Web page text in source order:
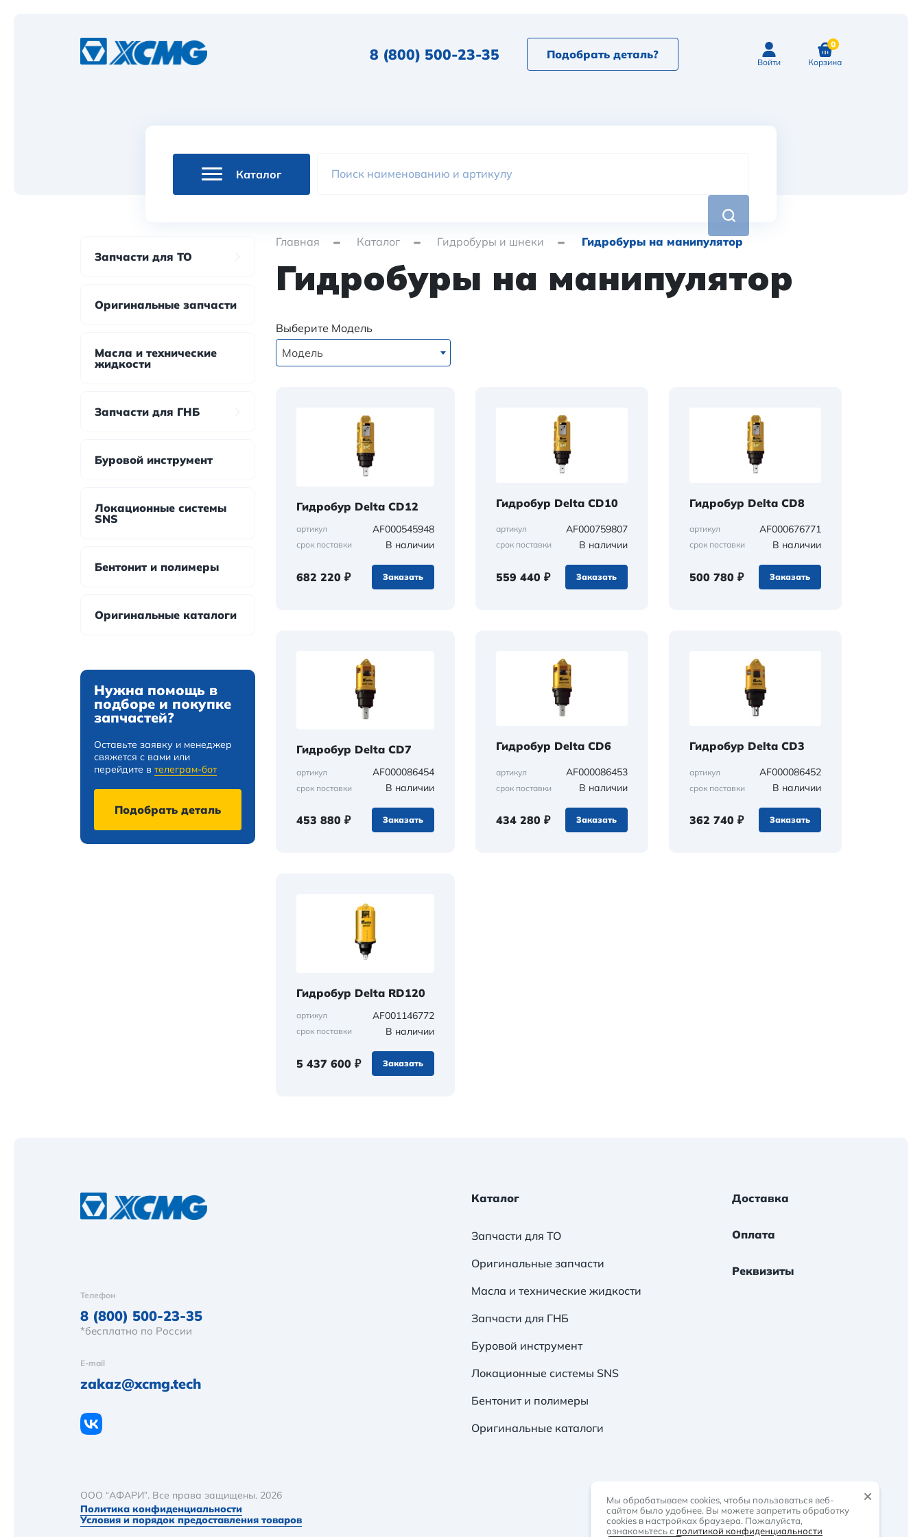
8 (800) 500-23-35 Подобрать деталь?
Войти Корзина
0
Каталог
Запчасти для ТО
Оригинальные запчасти
Масла и технические
жидкости
Запчасти для ГНБ
Буровой инструмент
Локационные системы
SNS
Бентонит и полимеры
Оригинальные каталоги
Нужна помощь в
подборе и покупке
запчастей?
Оставьте заявку и менеджер
свяжется с вами или
перейдите в телеграм-бот
Подобрать деталь
Главная Каталог Гидробуры и шнеки Гидробуры на манипулятор
Гидробуры на манипулятор
Выберите Модель
Модель
Гидробур Delta CD12
артикул AF000545948
срок поставки В наличии
682 220 ₽ Заказать
Гидробур Delta CD10
артикул AF000759807
срок поставки В наличии
559 440 ₽ Заказать
Гидробур Delta CD8
артикул AF000676771
срок поставки В наличии
500 780 ₽ Заказать
Гидробур Delta CD7
артикул AF000086454
срок поставки В наличии
453 880 ₽ Заказать
Гидробур Delta CD6
артикул AF000086453
срок поставки В наличии
434 280 ₽ Заказать
Гидробур Delta CD3
артикул AF000086452
срок поставки В наличии
362 740 ₽ Заказать
Гидробур Delta RD120
артикул AF001146772
срок поставки В наличии
5 437 600 ₽ Заказать
Телефон
8 (800) 500-23-35
*бесплатно по России
E-mail
zakaz@xcmg.tech
Каталог
Запчасти для ТО
Оригинальные запчасти
Масла и технические жидкости
Запчасти для ГНБ
Буровой инструмент
Локационные системы SNS
Бентонит и полимеры
Оригинальные каталоги
Доставка
Оплата
Реквизиты
ООО “АФАРИ”. Все права защищены. 2026
Политика конфиденциальности
Условия и порядок предоставления товаров
-растем вместе
Мы обрабатываем cookies, чтобы пользоваться веб-
сайтом было удобнее. Вы можете запретить обработку
сookies в настройках браузера. Пожалуйста,
ознакомьтесь с политикой конфиденциальности